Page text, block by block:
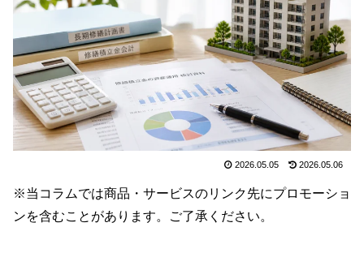
2026.05.05 2026.05.06
※当コラムでは商品・サービスのリンク先にプロモーショ
ンを含むことがあります。ご了承ください。